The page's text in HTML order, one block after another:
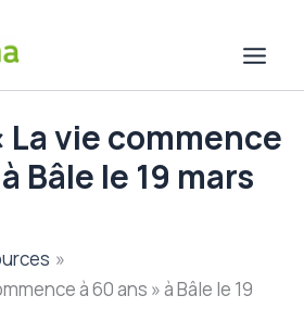
La vie commence
Bâle le 19 mars
à 60 ans » à Bâle le 19